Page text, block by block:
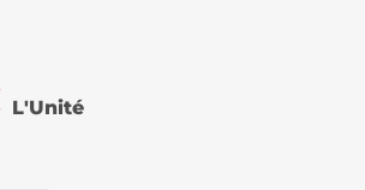
L'Unité